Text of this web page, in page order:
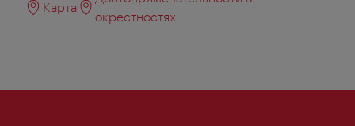
Карта
окрестностях